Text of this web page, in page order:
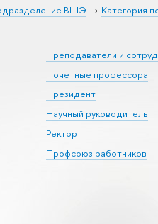
ВШЭ
Категория
Преподаватели и
Почетные профессора
Президент
Научный руководитель
Ректор
Профсоюз работников